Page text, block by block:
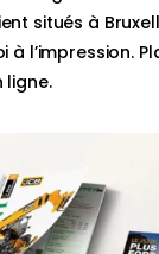
situés à
à l’impression.
ligne.